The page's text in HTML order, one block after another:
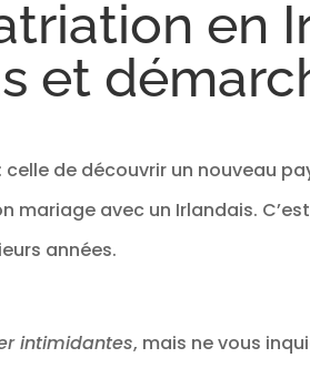
en
et
de découvrir un nouveau
avec un Irlandais.
années.
intimidantes, mais ne vous